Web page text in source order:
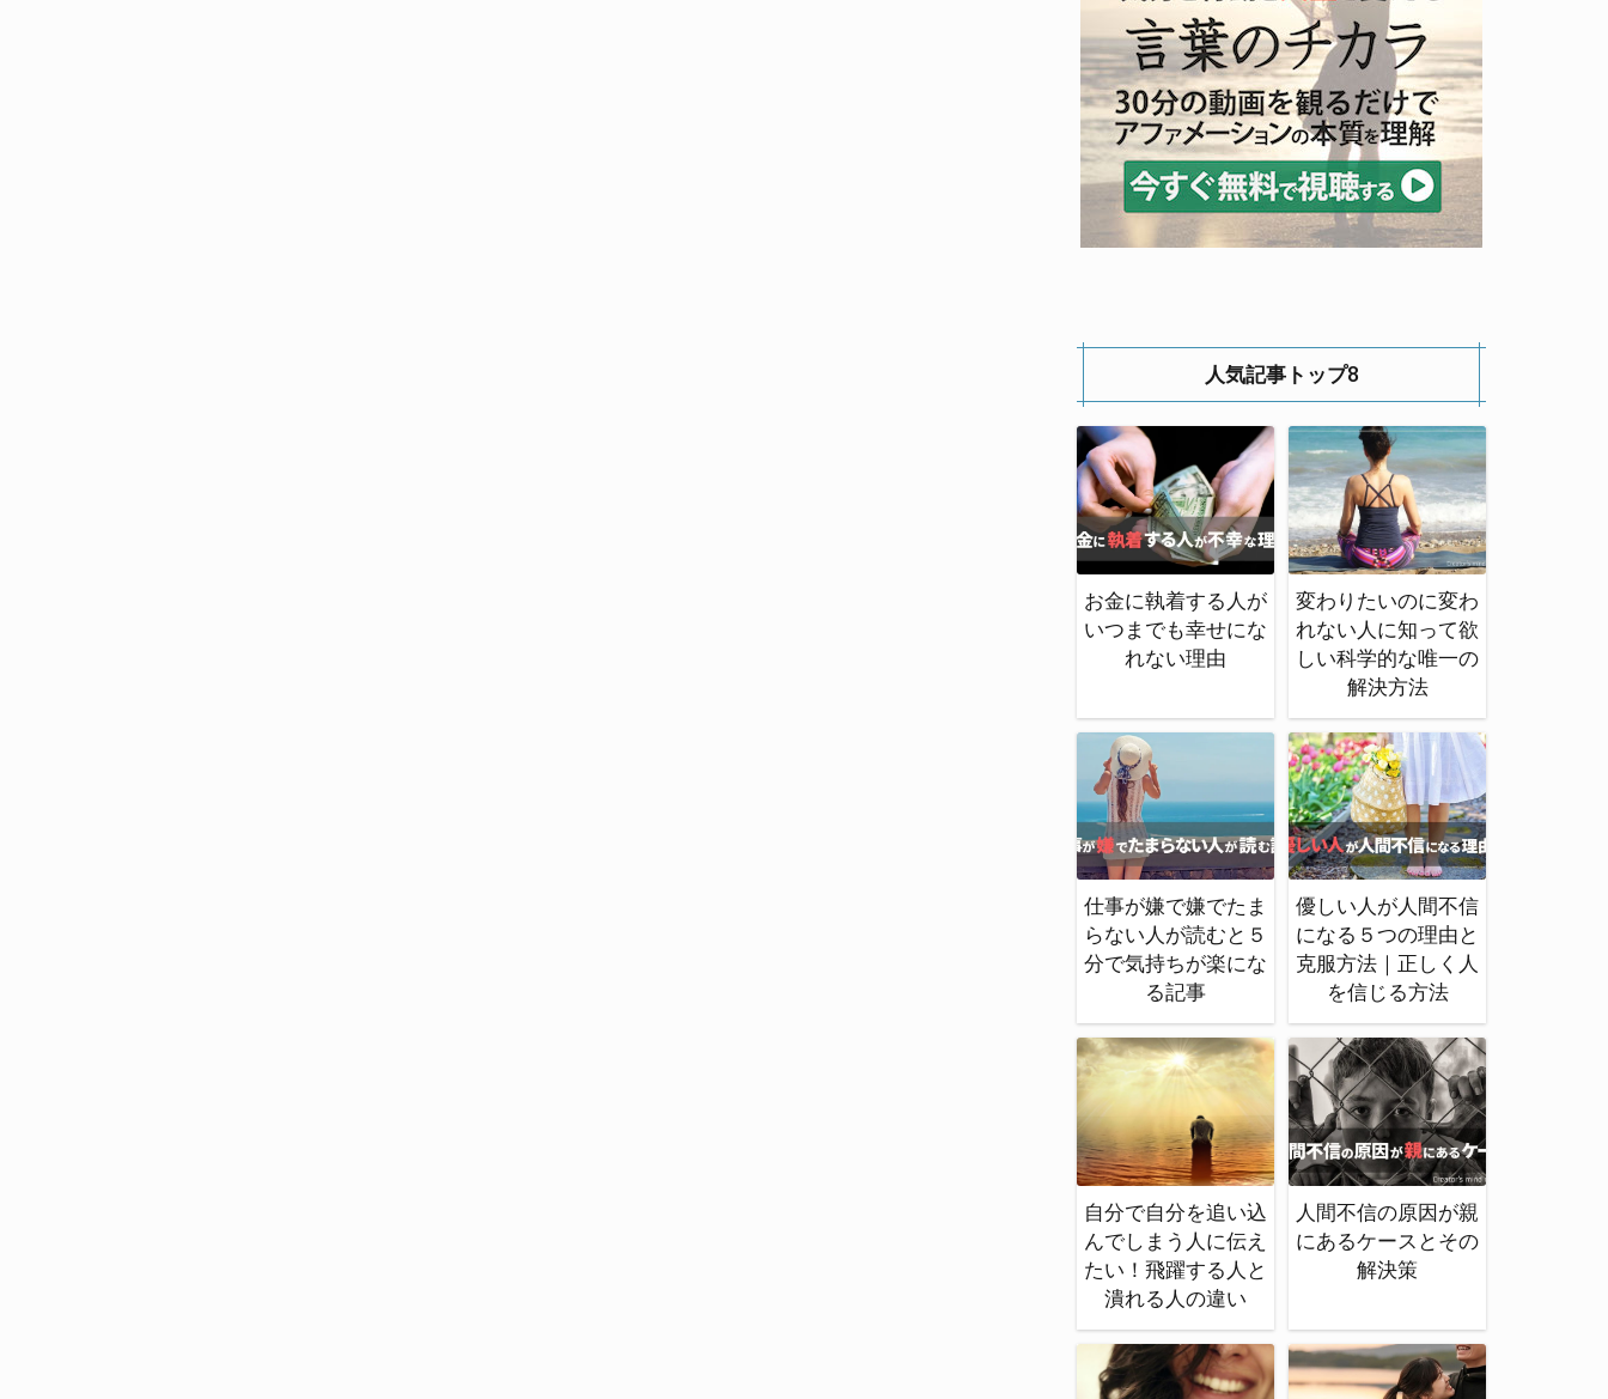
人気記事トップ8
お金に執着する人が
いつまでも幸せにな
れない理由
変わりたいのに変わ
れない人に知って欲
しい科学的な唯一の
解決方法
仕事が嫌で嫌でたま
らない人が読むと５
分で気持ちが楽にな
る記事
優しい人が人間不信
になる５つの理由と
克服方法｜正しく人
を信じる方法
自分で自分を追い込
んでしまう人に伝え
たい！飛躍する人と
潰れる人の違い
人間不信の原因が親
にあるケースとその
解決策